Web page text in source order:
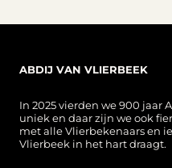
ABDIJ VAN VLIERBEEK
In 2025 vierden we 900 jaar
uniek en daar zijn we ook
met alle Vlierbekenaars en
Vlierbeek in het hart draagt.